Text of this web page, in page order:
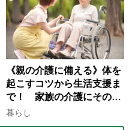
説】
《親の介護に備える》体を
起こすコツから生活支援ま
で！ 家族の介護にそのま
ま活かせる2つの資格
暮らし